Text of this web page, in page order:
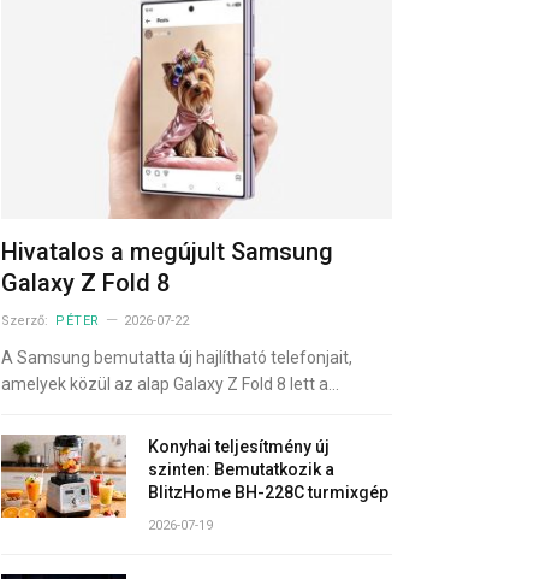
Hivatalos a megújult Samsung
Galaxy Z Fold 8
Szerző: PÉTER 2026-07-22
A Samsung bemutatta új hajlítható telefonjait,
amelyek közül az alap Galaxy Z Fold 8 lett a…
Konyhai teljesítmény új
szinten: Bemutatkozik a
BlitzHome BH-228C turmixgép
2026-07-19